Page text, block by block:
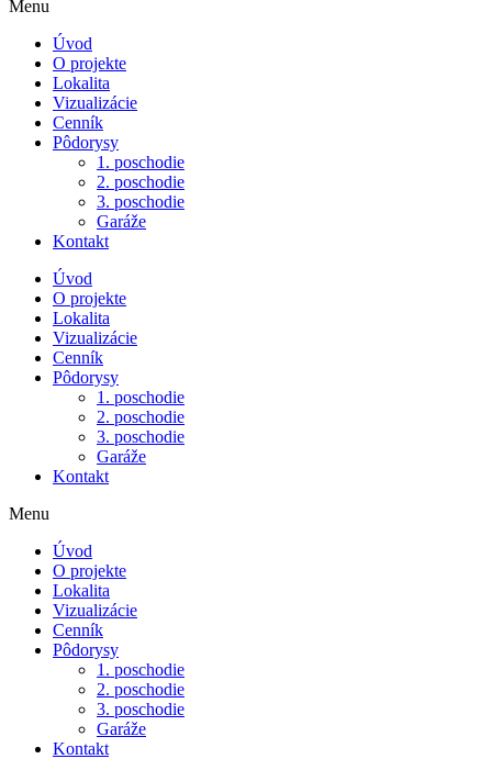
Menu
Úvod
O projekte
Lokalita
Vizualizácie
Cenník
Pôdorysy
1. poschodie
2. poschodie
3. poschodie
Garáže
Kontakt
Úvod
O projekte
Lokalita
Vizualizácie
Cenník
Pôdorysy
1. poschodie
2. poschodie
3. poschodie
Garáže
Kontakt
Menu
Úvod
O projekte
Lokalita
Vizualizácie
Cenník
Pôdorysy
1. poschodie
2. poschodie
3. poschodie
Garáže
Kontakt